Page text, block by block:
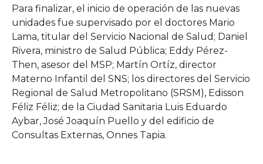
Para finalizar, el inicio de operación de las nuevas
unidades fue supervisado por el doctores Mario
Lama, titular del Servicio Nacional de Salud; Daniel
Rivera, ministro de Salud Pública; Eddy Pérez-
Then, asesor del MSP; Martín Ortíz, director
Materno Infantil del SNS; los directores del Servicio
Regional de Salud Metropolitano (SRSM), Edisson
Féliz Féliz; de la Ciudad Sanitaria Luis Eduardo
Aybar, José Joaquín Puello y del edificio de
Consultas Externas, Onnes Tapia.